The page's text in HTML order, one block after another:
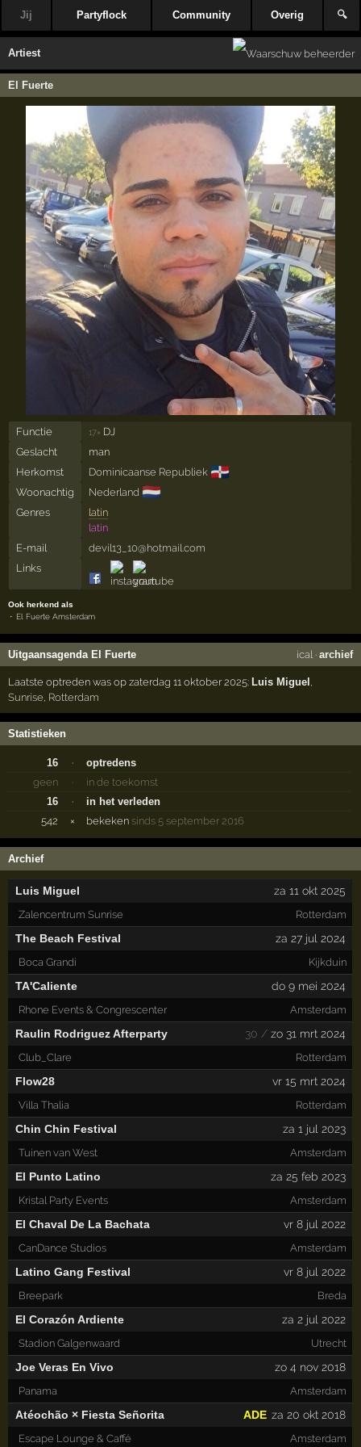
Jij Partyflock Community Overig 🔍
Artiest
El Fuerte
Functie 17× DJ
Geslacht
man
Herkomst
Dominicaanse Republiek 🇩🇴
Woonachtig Nederland 🇳🇱
Genres
latin
latin
E-mail
devil13_10@hotmail.com
Links
Ook herkend als
El Fuerte Amsterdam
Uitgaansagenda El Fuerte ical · archief
Laatste optreden was op zaterdag 11 oktober 2025: Luis Miguel ,
Sunrise, Rotterdam
Statistieken
16 ·
optredens
geen
·
in de toekomst
16
·
in het verleden
542
× bekeken sinds 5 september 2016
Archief
Luis Miguel za 11 okt 2025
Zalencentrum Sunrise Rotterdam
The Beach Festival za 27 jul 2024
Boca Grandi Kijkduin
TA'Caliente do 9 mei 2024
Rhone Events & Congrescenter Amsterdam
Raulin Rodriguez Afterparty 30 /zo 31 mrt 2024
Club_Clare Rotterdam
Flow28 vr 15 mrt 2024
Villa Thalia Rotterdam
Chin Chin Festival za 1 jul 2023
Tuinen van West Amsterdam
El Punto Latino za 25 feb 2023
Kristal Party Events Amsterdam
El Chaval De La Bachata vr 8 jul 2022
CanDance Studios Amsterdam
Latino Gang Festival vr 8 jul 2022
Breepark Breda
El Corazón Ardiente za 2 jul 2022
Stadion Galgenwaard Utrecht
Joe Veras En Vivo zo 4 nov 2018
Panama Amsterdam
Atéochão × Fiesta Señorita za 20 okt 2018
ADE
Escape Lounge & Caffé Amsterdam